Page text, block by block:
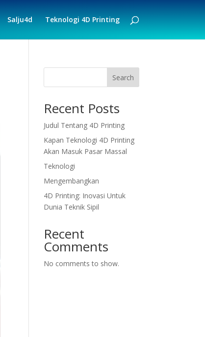
Salju4d Teknologi 4D Printing
Search
Recent Posts
Judul Tentang 4D Printing
Kapan Teknologi 4D Printing
Akan Masuk Pasar Massal
Teknologi
Mengembangkan
4D Printing: Inovasi Untuk
Dunia Teknik Sipil
Recent
Comments
No comments to show.